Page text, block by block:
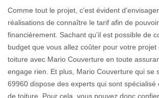
Comme tout le projet, c'est évident
réalisations de connaître le tarif afin de
financièrement. Sachant qu'il est possible de
budget que vous allez coûter pour votre projet
toiture avec Mario Couverture en toute
engage rien. Et plus, Mario Couverture qui se
69960 dispose des experts qui sont spécialisé
de toiture. Pour cela, vous pouvez donc